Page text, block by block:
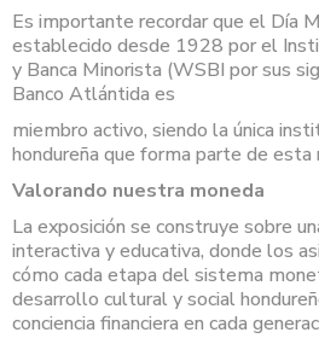
Es importante recordar que el Día
establecido desde 1928 por el
y Banca Minorista (WSBI por sus
Banco Atlántida es
miembro activo, siendo la única
hondureña que forma parte de esta
Valorando nuestra moneda
La exposición se construye sobre
interactiva y educativa, donde los
cómo cada etapa del sistema
desarrollo cultural y social
conciencia financiera en cada